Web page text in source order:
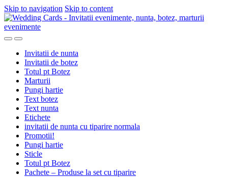
Skip to navigation Skip to content
Invitatii de nunta
Invitatii de botez
Totul pt Botez
Marturii
Pungi hartie
Text botez
Text nunta
Etichete
invitatii de nunta cu tiparire normala
Promotii!
Pungi hartie
Sticle
Totul pt Botez
Pachete – Produse la set cu tiparire